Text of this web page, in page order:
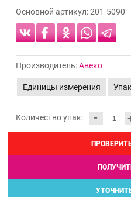
Основной артикул:201-5090
Производитель:Авеко
Единицы измерения Упак
Количество упак: -